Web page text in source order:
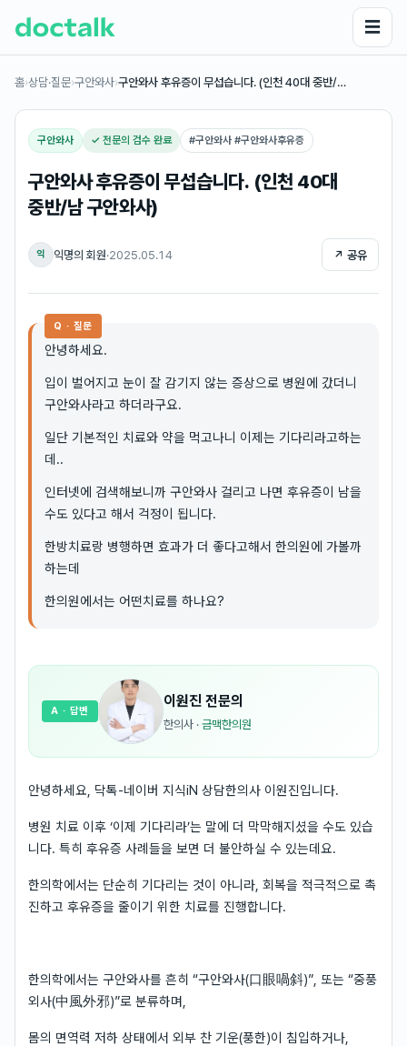
☰
홈›상담·질문›구안와사›구안와사 후유증이 무섭습니다. (인천 40대 중반/…
구안와사 ✓ 전문의 검수 완료 #구안와사 #구안와사후유증
구안와사 후유증이 무섭습니다. (인천 40대
중반/남 구안와사)
익 익명의 회원·2025.05.14 ↗ 공유
Q · 질문
안녕하세요.
입이 벌어지고 눈이 잘 감기지 않는 증상으로 병원에 갔더니
구안와사라고 하더라구요.
일단 기본적인 치료와 약을 먹고나니 이제는 기다리라고하는
데..
인터넷에 검색해보니까 구안와사 걸리고 나면 후유증이 남을
수도 있다고 해서 걱정이 됩니다.
한방치료랑 병행하면 효과가 더 좋다고해서 한의원에 가볼까
하는데
한의원에서는 어떤치료를 하나요?
이원진 전문의
한의사 · 금맥한의원
A · 답변
안녕하세요, 닥톡-네이버 지식iN 상담한의사 이원진입니다.
병원 치료 이후 ‘이제 기다리라’는 말에 더 막막해지셨을 수도 있습
니다. 특히 후유증 사례들을 보면 더 불안하실 수 있는데요.
한의학에서는 단순히 기다리는 것이 아니라, 회복을 적극적으로 촉
진하고 후유증을 줄이기 위한 치료를 진행합니다.
한의학에서는 구안와사를 흔히 “구안와사(口眼喎斜)”, 또는 “중풍
외사(中風外邪)”로 분류하며,
몸의 면역력 저하 상태에서 외부 찬 기운(풍한)이 침입하거나,